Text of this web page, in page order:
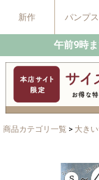
新作 パンプス
午前9時
商品カテゴリ一覧 > 大き